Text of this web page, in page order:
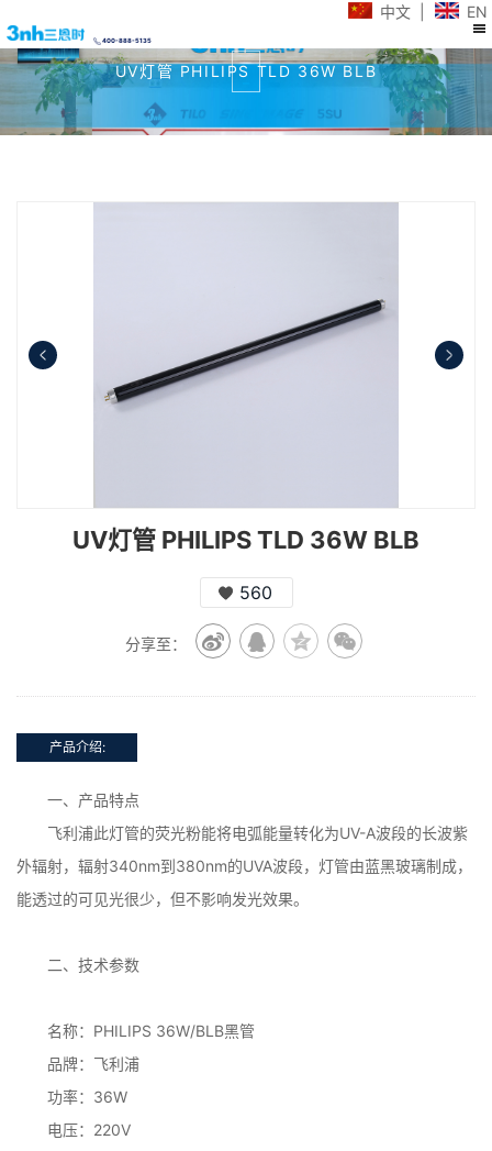
中文| EN
400-888-5135
UV灯管 PHILIPS TLD 36W BLB
UV灯管 PHILIPS TLD 36W BLB
560
分享至：
产品介绍:
一、产品特点
飞利浦此灯管的荧光粉能将电弧能量转化为UV-A波段的长波紫
外辐射，辐射340nm到380nm的UVA波段，灯管由蓝黑玻璃制成，
能透过的可见光很少，但不影响发光效果。
二、技术参数
名称：PHILIPS 36W/BLB黑管
品牌：飞利浦
功率：36W
电压：220V